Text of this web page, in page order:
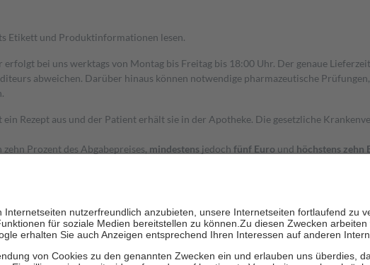
Etikett und Produktinformationen lesen.
bei uns werktags von Montag bis Freitag bis 18:00 Uhr. Der genaue
abweichen. Darüber hinaus können notwendige pharmazeutische
Rezept aus und der Patient erhält sie in der Apotheke. Die gesetzliche
Prozent des Abgabepreises, mindestens jedoch fünf Euro und höchstens zehn
zu stärken und die besondere Stellung der Familie zu unterstützen, fallen
mit Ausnahme der Fahrkosten
der GKV getragen werden